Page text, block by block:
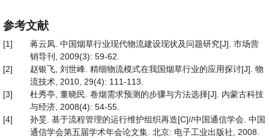
参考文献
[1]
蒋云凤. 中国烟草行业现代物流建设现状及问题研究[J]. 市场营
销导刊, 2009(3): 59-62.
[2]
赵银飞, 刘世峰. 精细物流模式在我国烟草行业的应用探讨[J]. 物
流技术, 2010, 29(4): 111-113.
[3]
杜秀亭, 董晓民. 卷烟需求预测的步骤与方法选择[J]. 内蒙古科技
与经济, 2008(4): 54-55.
[4]
孙旻. 基于流程管理的运行维护组织再造[C]//中国通信学会. 中国
通信学会第五届学术年会论文集. 北京: 电子工业出版社, 2008.